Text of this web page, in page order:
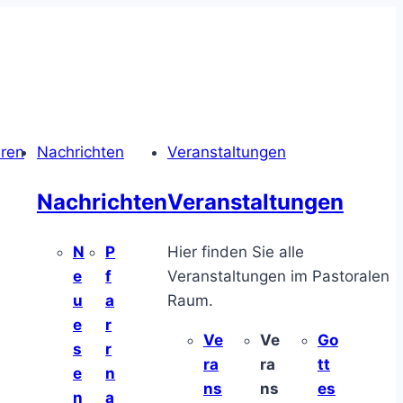
Nachrichten
Nachrichten
N
e
u
e
s
e
n
P
f
a
r
r
n
a
Veranstaltungen
Veranstaltungen
Hier finden Sie alle
Veranstaltungen im Pastoralen
Raum.
Ve
ra
ns
Ve
ra
ns
Go
tt
es